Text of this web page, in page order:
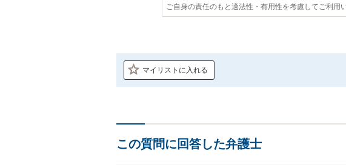
ご自身の責任のもと適法性・有用性を考慮してご利用
マイリストに入れる
この質問に回答した弁護士